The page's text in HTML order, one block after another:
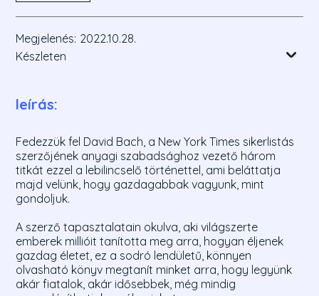
Megjelenés: 2022.10.28.
Készleten
leírás:
Fedezzük fel David Bach, a New York Times sikerlistás
szerzőjének anyagi szabadsághoz vezető három
titkát ezzel a lebilincselő történettel, ami beláttatja
majd velünk, hogy gazdagabbak vagyunk, mint
gondoljuk.
A szerző tapasztalatain okulva, aki világszerte
emberek millióit tanította meg arra, hogyan éljenek
gazdag életet, ez a sodró lendületű, könnyen
olvasható könyv megtanít minket arra, hogy legyünk
akár fiatalok, akár idősebbek, még mindig